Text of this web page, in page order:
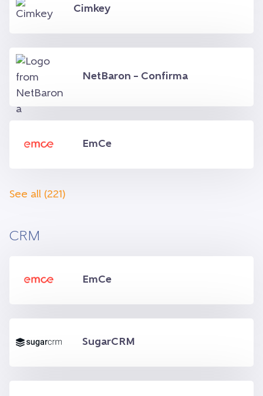
Cimkey
NetBaron – Confirma
EmCe
See all (221)
CRM
EmCe
SugarCRM